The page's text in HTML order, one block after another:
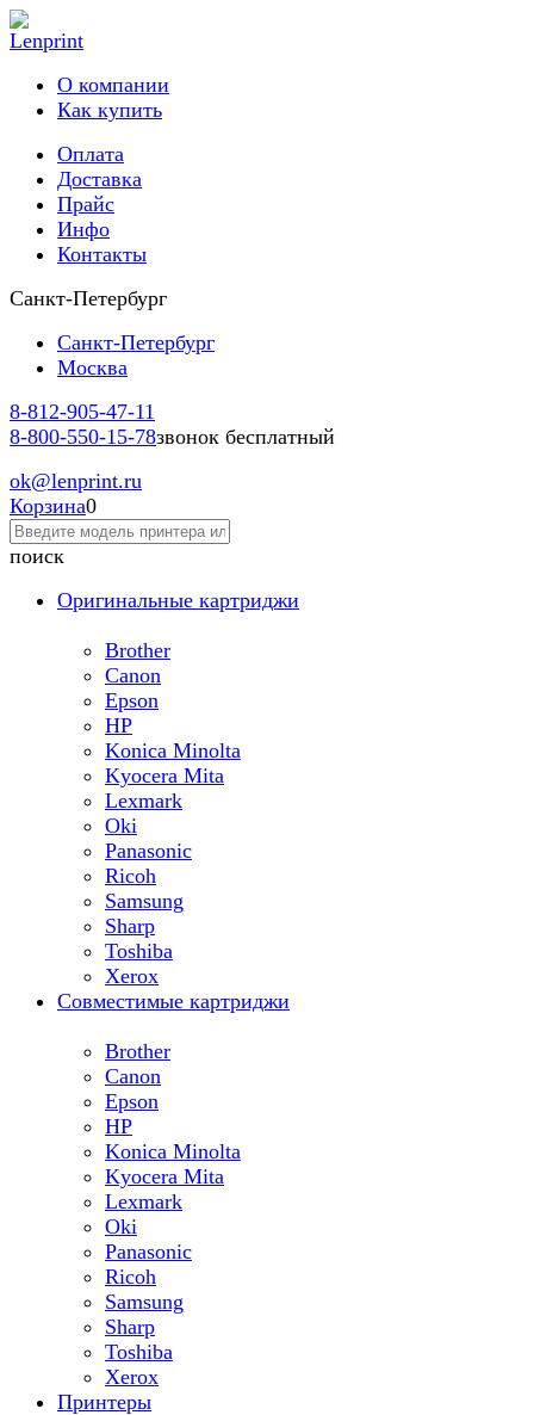
О компании
Как купить
Оплата
Доставка
Прайс
Инфо
Контакты
Санкт-Петербург
Санкт-Петербург
Москва
8-812-905-47-11
8-800-550-15-78звонок бесплатный
ok@lenprint.ru
Корзина0
поиск
Оригинальные картриджи
Brother
Canon
Epson
HP
Konica Minolta
Kyocera Mita
Lexmark
Oki
Panasonic
Ricoh
Samsung
Sharp
Toshiba
Xerox
Совместимые картриджи
Brother
Canon
Epson
HP
Konica Minolta
Kyocera Mita
Lexmark
Oki
Panasonic
Ricoh
Samsung
Sharp
Toshiba
Xerox
Принтеры